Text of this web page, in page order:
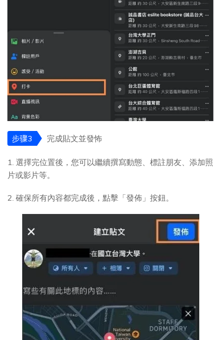
步骤3 完成貼文並發怖
1. 選擇完位置後，您可以繼續撰寫動態、標註朋友、添加照
片或影片等。
2. 確保所有內容都完成後，點擊「發佈」按鈕。